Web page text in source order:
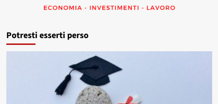
Potresti esserti perso